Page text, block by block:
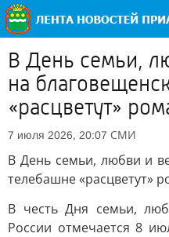
В День семьи,
на
«расцветут»
7 июля 2026, 20:07 СМИ
В День семьи, любви и
телебашне «расцветут»
В честь Дня семьи,
России отмечается 8